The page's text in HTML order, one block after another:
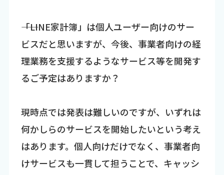
――「LINE家計簿」は個人ユーザー向けのサー
ビスだと思いますが、今後、事業者向けの経
理業務を支援するようなサービス等を開発す
るご予定はありますか？
現時点では発表は難しいのですが、いずれは
何かしらのサービスを開始したいという考え
はあります。個人向けだけでなく、事業者向
けサービスも一貫して担うことで、キャッシ